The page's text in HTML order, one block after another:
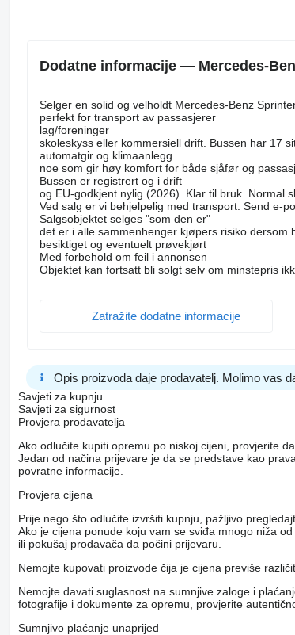
Dodatne informacije — Mercedes-
Selger en solid og velholdt Mercedes-Benz
perfekt for transport av passasjerer
lag/foreninger
skoleskyss eller kommersiell drift. Bussen har 17
automatgir og klimaanlegg
noe som gir høy komfort for både sjåfør og
Bussen er registrert og i drift
og EU-godkjent nylig (2026). Klar til bruk. Normal
Ved salg er vi behjelpelig med transport. Send e-
Salgsobjektet selges "som den er"
det er i alle sammenhenger kjøpers risiko dersom
besiktiget og eventuelt prøvekjørt
Med forbehold om feil i annonsen
Objektet kan fortsatt bli solgt selv om minstepris
Zatražite dodatne informacije
Opis proizvoda daje prodavatelj. Molimo vas
Savjeti za kupnju
Savjeti za sigurnost
Provjera prodavatelja
Ako odlučite kupiti opremu po niskoj cijeni, provjerite
Jedan od načina prijevare je da se predstave kao
povratne informacije.
Provjera cijena
Prije nego što odlučite izvršiti kupnju, pažljivo
Ako je cijena ponude koju vam se sviđa mnogo niža
ili pokušaj prodavača da počini prijevaru.
Nemojte kupovati proizvode čija je cijena previše
Nemojte davati suglasnost na sumnjive zaloge i
fotografije i dokumente za opremu, provjerite
Sumnjivo plaćanje unaprijed